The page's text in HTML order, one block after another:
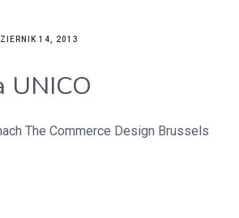
14, 2013
UNICO
The Commerce Design Brussels